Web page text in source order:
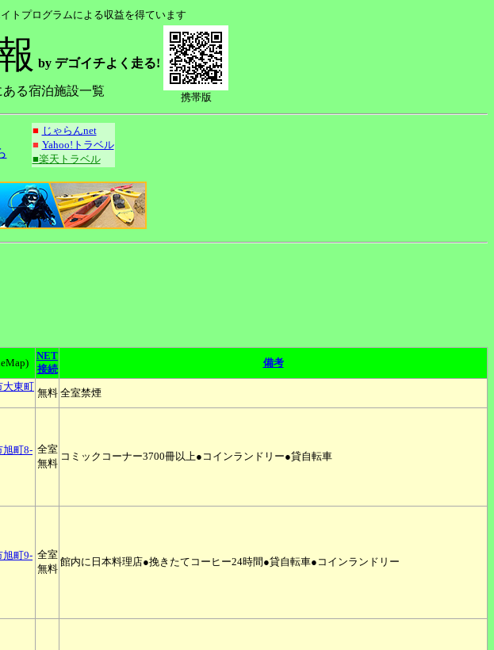
トプログラムによる収益を得ています
by デゴイチよく走る!
る宿泊施設一覧 携帯版
■ じゃらんnet
■ Yahoo!トラベル
■楽天トラベル
NET
接続
備考
大東町
無料 全室禁煙
旭町8- 全室
無料
コミックコーナー3700冊以上●コインランドリー●貸自転車
旭町9- 全室
無料
館内に日本料理店●挽きたてコーヒー24時間●貸自転車●コインランドリー